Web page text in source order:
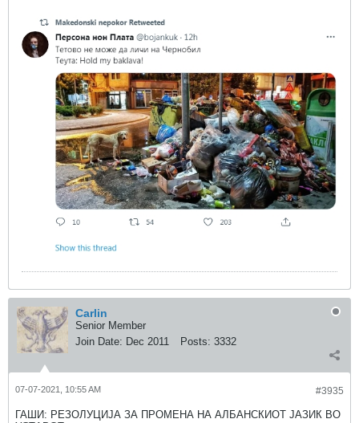
Carlin
Senior Member
Join Date: Dec 2011 Posts: 3332
#3935
07-07-2021, 10:55 AM
ГАШИ: РЕЗОЛУЦИЈА ЗА ПРОМЕНА НА АЛБАНСКИОТ ЈАЗИК ВО